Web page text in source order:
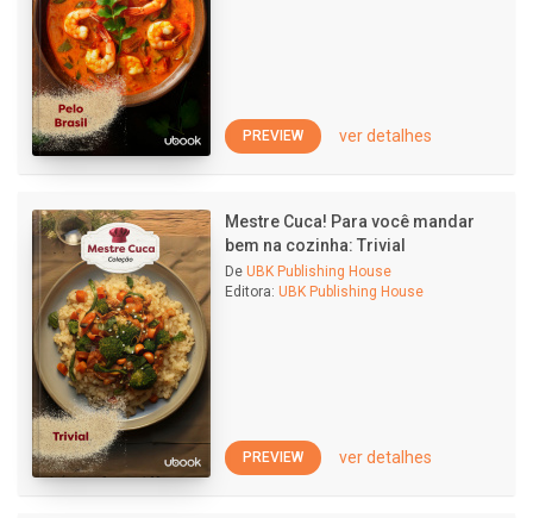
PREVIEW ver detalhes
Mestre Cuca! Para você mandar
bem na cozinha: Trivial
De UBK Publishing House
Editora: UBK Publishing House
PREVIEW ver detalhes